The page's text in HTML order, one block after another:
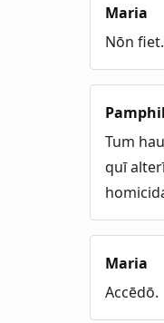
Maria
Nōn fiet.
Tum
quī
Maria
Accēdō.